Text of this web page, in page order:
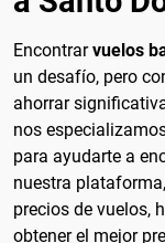
Encontrarvuelos
un desafío, pero
ahorrar
nos
para ayudarte a
nuestra
precios de vuelos,
obtener el mejor